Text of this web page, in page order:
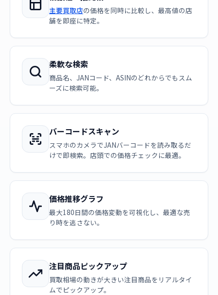
主要買取店の価格を同時に比較し、最高値の店
舗を即座に特定。
柔軟な検索
商品名、JANコード、ASINのどれからでもスム
ーズに検索可能。
バーコードスキャン
スマホのカメラでJANバーコードを読み取るだ
けで即検索。店頭での価格チェックに最適。
価格推移グラフ
最大180日間の価格変動を可視化し、最適な売
り時を逃さない。
注目商品ピックアップ
買取相場の動きが大きい注目商品をリアルタイ
ムでピックアップ。